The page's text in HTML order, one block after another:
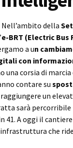
della
e-BRT (Electric Bus
a un
con
una corsia di marcia
contare su
un
sarà percorribile
41. A oggi il
che